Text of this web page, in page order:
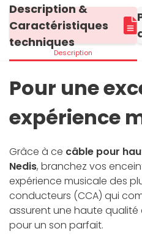
Description &
Caractéristiques
techniques
Description
Pour une
expérience
Grâce à ce câble pour
Nedis, branchez vos
expérience musicale des
conducteurs (CCA) qui
assurent une haute qualité
pour un son parfait.